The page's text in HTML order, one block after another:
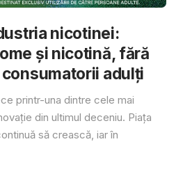
nicotinei:
și nicotină, fără
adulți
printr-una dintre cele mai
din ultimul deceniu. Piața
să crească, iar în